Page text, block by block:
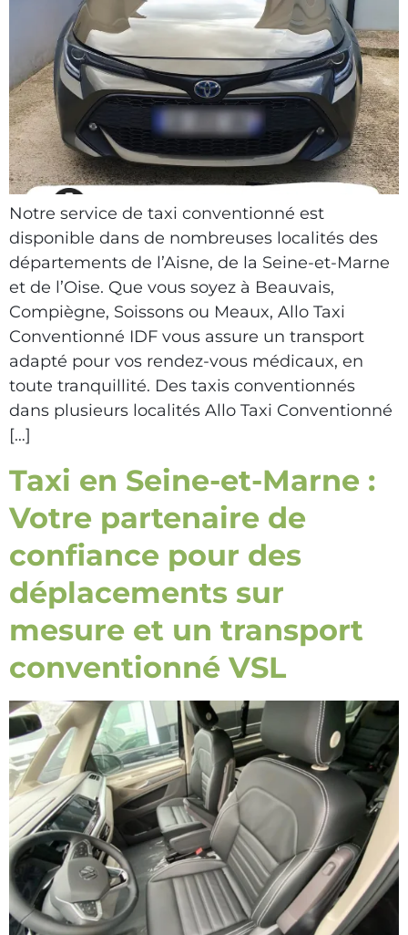
Notre service de taxi conventionné est
disponible dans de nombreuses localités des
départements de l’Aisne, de la Seine-et-Marne
et de l’Oise. Que vous soyez à Beauvais,
Compiègne, Soissons ou Meaux, Allo Taxi
Conventionné IDF vous assure un transport
adapté pour vos rendez-vous médicaux, en
toute tranquillité. Des taxis conventionnés
dans plusieurs localités Allo Taxi Conventionné
[…]
Taxi en Seine-et-Marne :
Votre partenaire de
confiance pour des
déplacements sur
mesure et un transport
conventionné VSL